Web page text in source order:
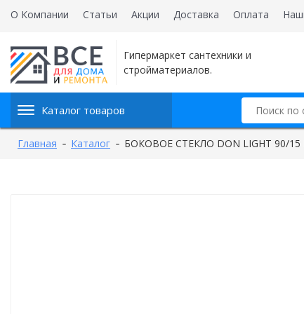
О Компании Статьи Акции Доставка Оплата
Гипермаркет сантехники и
стройматериалов.
Каталог товаров
Главная Каталог БОКОВОЕ СТЕКЛО DON LIGHT 90/